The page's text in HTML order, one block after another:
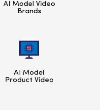
AI Model Video
Brands
AI Model
Product Video